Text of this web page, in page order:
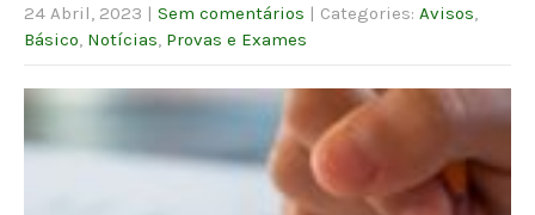
24 Abril, 2023 | Sem comentários | Categories: Avisos
Básico Notícias Provas e Exames